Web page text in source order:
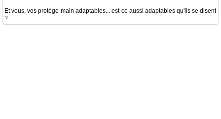
Et vous, vos protège-main adaptables... est-ce aussi adaptables qu'ils se disent
?